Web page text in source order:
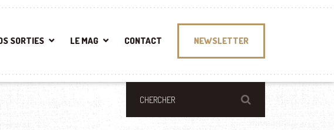
SORTIES LE MAG CONTACT NEWSLETTER